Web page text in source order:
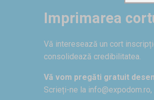
Imprimarea
Vă interesează un cort
consolidează credibilitatea.
Vă vom pregăti gratuit
Scrieți-ne la info@expodom.ro